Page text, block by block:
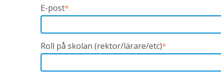
E-post*
Roll på skolan (rektor/lärare/etc)*